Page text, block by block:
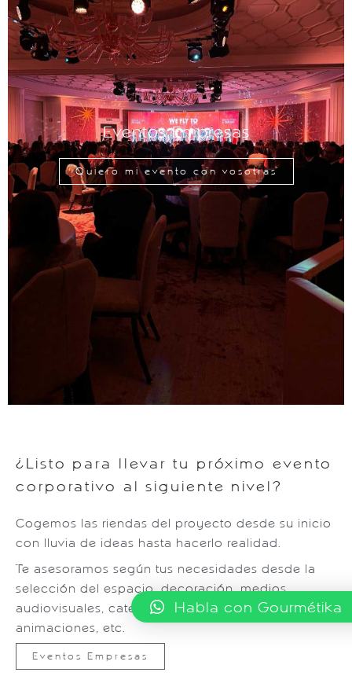
Eventos Empresas
Quiero mi evento con vosotras
¿Listo para llevar tu próximo evento
corporativo al siguiente nivel?
Cogemos las riendas del proyecto desde su inicio
con lluvia de ideas hasta hacerlo realidad.
Te asesoramos según tus necesidades desde la
selección del espacio, decoración, medios
audiovisuales, catering, traslados, alojamiento,
animaciones, etc.
Eventos Empresas
Habla con Gourmétika